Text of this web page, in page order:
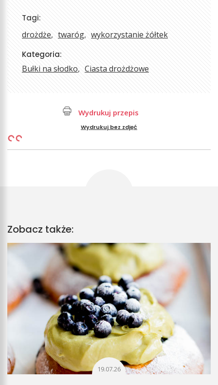
Tagi:
drożdże twaróg wykorzystanie żółtek
Kategoria:
Bułki na słodko Ciasta drożdżowe
Wydrukuj przepis
Wydrukuj bez zdjęć
Zobacz także:
19.07.26